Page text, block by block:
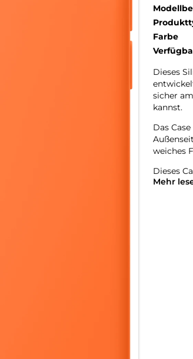
Farbe
Dieses
sicher
kannst.
Das
weiches
Dieses
mit einer
Mehr